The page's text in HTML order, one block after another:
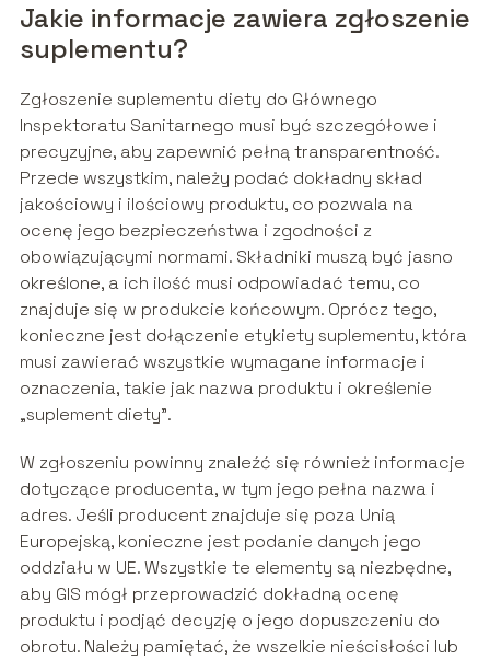
Jakie informacje zawiera zgłoszenie
suplementu?
Zgłoszenie suplementu diety do Głównego
Inspektoratu Sanitarnego musi być szczegółowe i
precyzyjne, aby zapewnić pełną transparentność.
Przede wszystkim, należy podać dokładny skład
jakościowy i ilościowy produktu, co pozwala na
ocenę jego bezpieczeństwa i zgodności z
obowiązującymi normami. Składniki muszą być jasno
określone, a ich ilość musi odpowiadać temu, co
znajduje się w produkcie końcowym. Oprócz tego,
konieczne jest dołączenie etykiety suplementu, która
musi zawierać wszystkie wymagane informacje i
oznaczenia, takie jak nazwa produktu i określenie
„suplement diety”.
W zgłoszeniu powinny znaleźć się również informacje
dotyczące producenta, w tym jego pełna nazwa i
adres. Jeśli producent znajduje się poza Unią
Europejską, konieczne jest podanie danych jego
oddziału w UE. Wszystkie te elementy są niezbędne,
aby GIS mógł przeprowadzić dokładną ocenę
produktu i podjąć decyzję o jego dopuszczeniu do
obrotu. Należy pamiętać, że wszelkie nieścisłości lub